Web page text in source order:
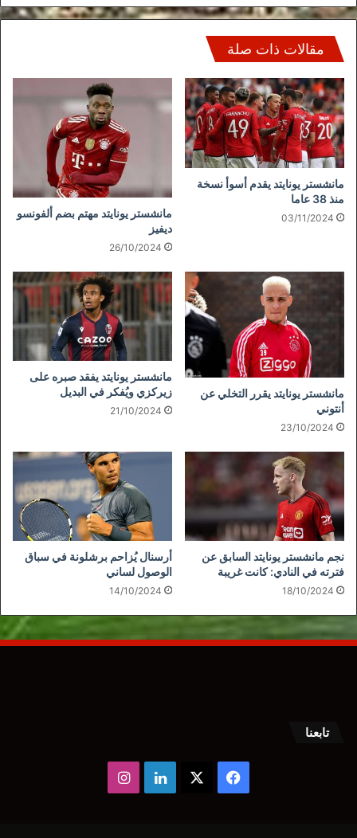
مقالات ذات صلة
مانشستر يونايتد يقدم أسوأ نسخة
منذ 38 عاما
03/11/2024
مانشستر يونايتد مهتم بضم ألفونسو
ديفيز
26/10/2024
مانشستر يونايتد يقرر التخلي عن
أنتوني
23/10/2024
مانشستر يونايتد يفقد صبره على
زيركزي ويُفكر في البديل
21/10/2024
نجم مانشستر يونايتد السابق عن
فترته في النادي: كانت غريبة
18/10/2024
أرسنال يُزاحم برشلونة في سباق
الوصول لساني
14/10/2024
تابعنا
فيسبوك لينكدإنانستقرام